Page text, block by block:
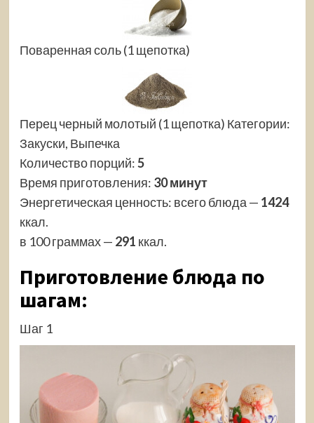
Поваренная соль (1 щепотка)
Перец черный молотый (1 щепотка) Категории:
Закуски, Выпечка
Количество порций:5
Время приготовления: 30 минут
Энергетическая ценность: всего блюда — 1424
ккал.
в 100 граммах — 291 ккал.
Приготовление блюда по
шагам:
Шаг 1